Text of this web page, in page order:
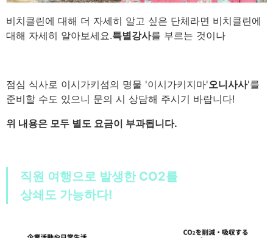
비치클린에 대해 더 자세히 알고 싶은 단체라면 비치클린에
대해 자세히 알아보세요.특별강사를 부르는 것이나
점심 식사로 이시가키섬의 명물 '이시가키지마'오니사사'를
준비할 수도 있으니 문의 시 상담해 주시기 바랍니다!
위 내용은 모두 별도 요금이 부과됩니다.
직원 여행으로 발생한 CO2를
상쇄도 가능하다!